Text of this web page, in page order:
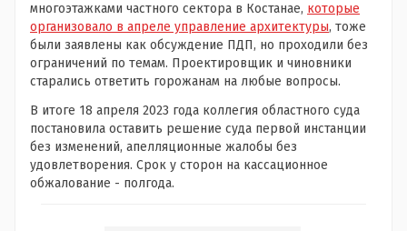
многоэтажками частного сектора в Костанае, которые
организовало в апреле управление архитектуры, тоже
были заявлены как обсуждение ПДП, но проходили без
ограничений по темам. Проектировщик и чиновники
старались ответить горожанам на любые вопросы.
В итоге 18 апреля 2023 года коллегия областного суда
постановила оставить решение суда первой инстанции
без изменений, апелляционные жалобы без
удовлетворения. Срок у сторон на кассационное
обжалование - полгода.